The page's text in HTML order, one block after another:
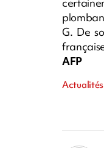
G. De
AFP
Actualités